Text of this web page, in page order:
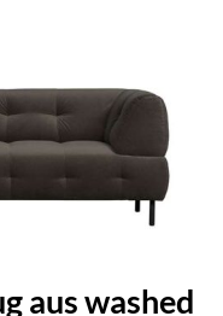
aus washed